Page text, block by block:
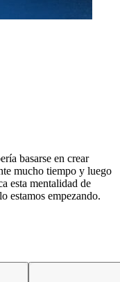
basarse en crear
mucho tiempo y luego
esta mentalidad de
estamos empezando.